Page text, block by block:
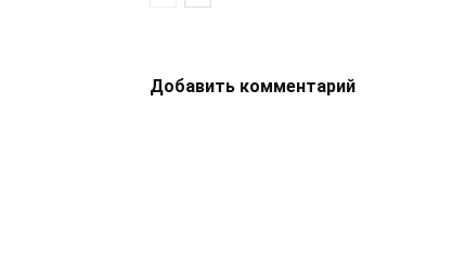
Добавить комментарий